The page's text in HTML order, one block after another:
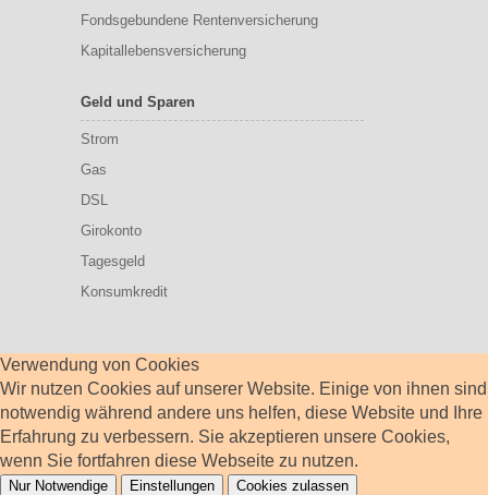
Fondsgebundene Rentenversicherung
Kapitallebensversicherung
Geld und Sparen
Strom
Gas
DSL
Girokonto
Tagesgeld
Konsumkredit
Verwendung von Cookies
Wir nutzen Cookies auf unserer Website. Einige von ihnen sind
notwendig während andere uns helfen, diese Website und Ihre
Erfahrung zu verbessern. Sie akzeptieren unsere Cookies,
wenn Sie fortfahren diese Webseite zu nutzen.
Nur Notwendige Einstellungen Cookies zulassen